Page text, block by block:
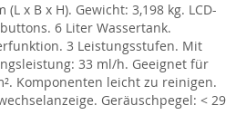
(L x B x H). Gewicht: 3,198 kg. LCD-
6 Liter Wassertank.
3 Leistungsstufen. Mit
33 ml/h. Geeignet für
Komponenten leicht zu reinigen.
Geräuschpegel: < 29